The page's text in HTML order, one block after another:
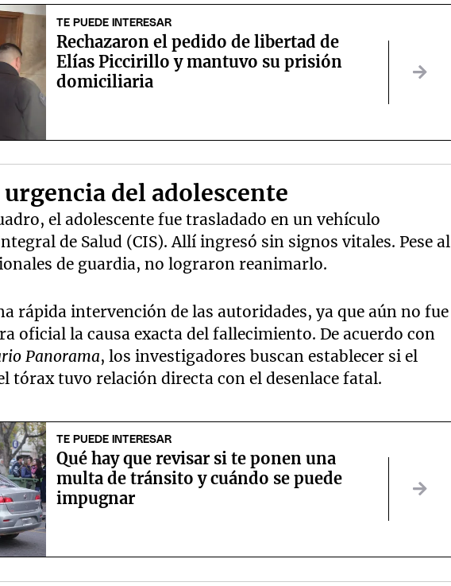
TE PUEDE INTERESAR
Rechazaron el pedido de libertad de
Elías Piccirillo y mantuvo su prisión
domiciliaria
del adolescente
el adolescente fue trasladado en un vehículo
de Salud (CIS). Allí ingresó sin signos vitales. Pese al
de guardia, no lograron reanimarlo.
rápida intervención de las autoridades, ya que aún no fue
oficial la causa exacta del fallecimiento. De acuerdo con
Panorama, los investigadores buscan establecer si el
tórax tuvo relación directa con el desenlace fatal.
TE PUEDE INTERESAR
Qué hay que revisar si te ponen una
multa de tránsito y cuándo se puede
impugnar